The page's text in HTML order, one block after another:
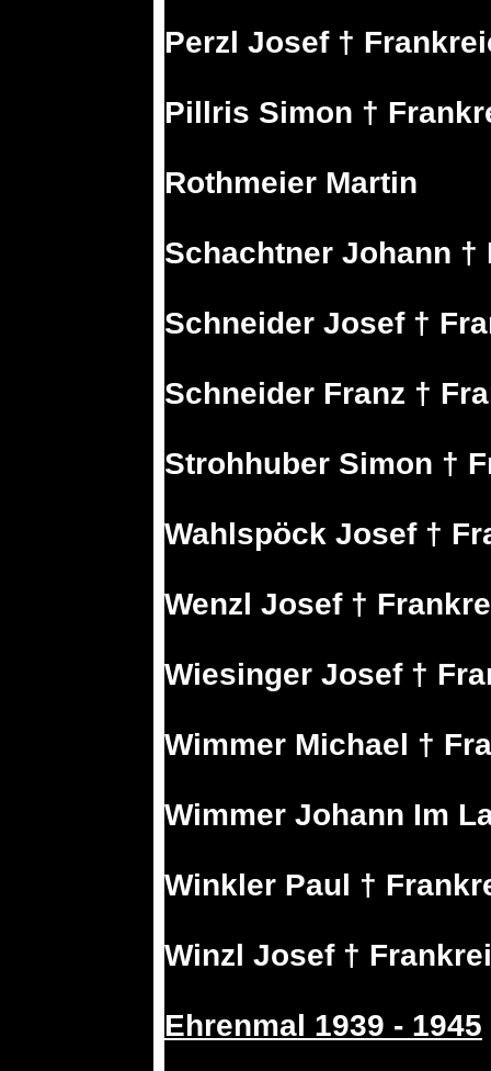
Perzl Josef †
Pillris Simon †
Rothmeier Martin
Schachtner Johann †
Schneider Josef †
Schneider Franz †
Strohhuber Simon †
Wahlspöck Josef †
Wenzl Josef †
Wiesinger Josef †
Wimmer Michael †
Wimmer Johann Im
Winkler Paul †
Winzl Josef †
Ehrenmal 1939 - 1945